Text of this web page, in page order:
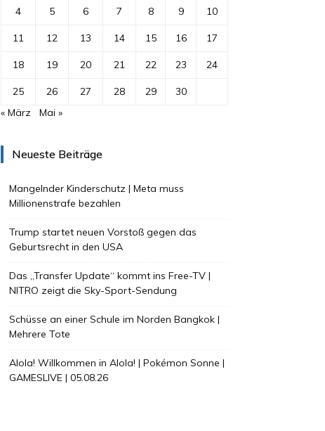
4 5 6 7 8 9 10
11 12 13 14 15 16 17
18 19 20 21 22 23 24
25 26 27 28 29
30
« März
Mai »
Neueste Beiträge
Mangelnder Kinderschutz | Meta muss
Millionenstrafe bezahlen
Trump startet neuen Vorstoß gegen das
Geburtsrecht in den USA
Das „Transfer Update“ kommt ins Free-TV |
NITRO zeigt die Sky-Sport-Sendung
Schüsse an einer Schule im Norden Bangkok |
Mehrere Tote
Alola! Willkommen in Alola! | Pokémon Sonne |
GAMESLIVE | 05.08.26